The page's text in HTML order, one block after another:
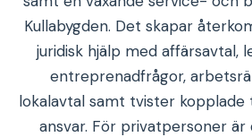
Kullabygden. Det skapar
juridisk hjälp med affärsavtal,
entreprenadfrågor,
lokalavtal samt tvister
ansvar. För privatpersoner